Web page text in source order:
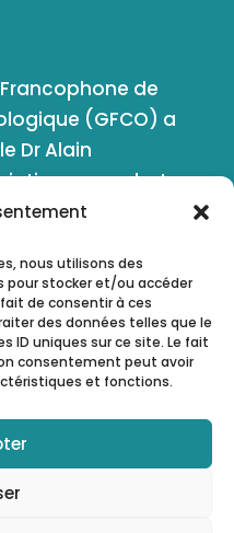
nous utilisons des
pour stocker et/ou accéder
de consentir à ces
des données telles que le
ID uniques sur ce site. Le fait
consentement peut avoir
et fonctions.
de
(GFCO) a
Dr Alain
a pour but
de la
et en
comprend
de ces